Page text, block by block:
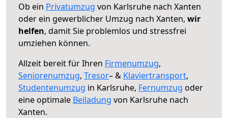
Ob ein Privatumzug von Karlsruhe nach Xanten
oder ein gewerblicher Umzug nach Xanten, wir
helfen, damit Sie problemlos und stressfrei
umziehen können.
Allzeit bereit für Ihren Firmenumzug,
Seniorenumzug, Tresor– & Klaviertransport,
Studentenumzug in Karlsruhe, Fernumzug oder
eine optimale Beiladung von Karlsruhe nach
Xanten.